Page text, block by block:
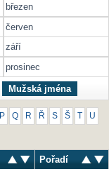
březen
červen
září
prosinec
Mužská jména
P Q R Ř S Š U
Pořadí